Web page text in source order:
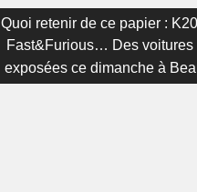
Next
post:
Quoi retenir de ce papier :
Fast&Furious… Des voitures
exposées ce dimanche à